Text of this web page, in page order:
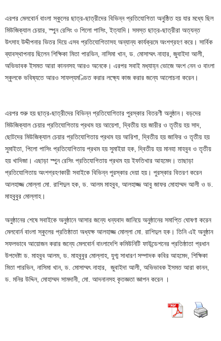
এরপর মেলবোর্ন বাংলা স্কুলের ছাত্র-ছাত্রীদের বিভিন্ন প্রতিযোগিতা অনুষ্ঠিত হয় যার মধ্যে ছিল
মিউজিক্যাল চেয়ার, স্পুন রেসিং ও পিলো পাসিং, ইত্যাদি। সমস্ত ছাত্র-ছাত্রীরা অত্যন্ত
উৎসাহ উদ্দীপনার ভিতর দিয়ে এসব প্রতিযোগিতাসহ অন্যান্য কার্যক্রমে অংশগ্রহণ করে। সার্বিক
ব্যাবস্থাপনায় ছিলেন শিক্ষিকা মিতা পারভিন, নাসিমা খান, ড. মোসাম্মৎ নাহার, জুবাইদা আলী,
অভিভাবক ইসমত আরা কাননসহ আরও অনেকে। এরপর সবাই মধ্যাহ্ন ভোজে অংশ নেন ও বাংলা
স্কুলকে ভবিষ্যতে আরও সাফল্যমণ্ডিত করার লক্ষ্যে কাজ করার জন্যে আলোচনা করেন।
এরপর শুরু হয় ছাত্র-ছাত্রীদের বিভিন্ন প্রতিযোগিতার পুরস্কার বিতরণী অনুষ্ঠান। বড়দের
মিউজিক্যাল চেয়ার প্রতিযোগিতায় প্রথম হয় আয়েশা, দ্বিতীয় হয় জারীর ও তৃতীয় হয় সাদ,
ছোটদের মিউজিক্যাল চেয়ার প্রতিযোগিতায় প্রথম হয় আরিশা, দ্বিতীয় হয় জাফির ও তৃতীয় হয়
সুমাইতা, পিলো পাসিং প্রতিযোগিতায় প্রথম হয় সুমাইয়া হক, দ্বিতীয় হয় মানহা মাহবুব ও তৃতীয়
হয় খাদিজা। এছাড়া স্পুন রেসিং প্রতিযোগিতায় প্রথম হয় ইফতিখার আহমেদ। তাছাড়া
প্রতিযোগিতায় অংশগ্রহণকারী সবাইকে বিভিন্ন পুরস্কার দেয়া হয়। পুরস্কার বিতরণ করেন
আলহাজ্জ মোল্লা মো. রাশিদুল হক, ড. আলম মাহবুব, আলহাজ্জ আবু জাফর মোহাম্মদ আলী ও ড.
মাহবুবুর মোল্লাহ।
অনুষ্ঠানের শেষে সবাইকে অনুষ্ঠানে আসার জন্যে ধন্যবাদ জানিয়ে অনুষ্ঠানের সমাপ্তি ঘোষণা করেন
মেলবোর্ন বাংলা স্কুলের প্রতিষ্ঠাতা অধ্যক্ষ আলহাজ্জ মোল্লা মো. রাশিদুল হক। তিনি এই অনুষ্ঠান
সফলভাবে আয়োজন করার জন্যে মেলবোর্ন বাংলাদেশি কমিউনিটি ফাউন্ডেশনের প্রতিষ্ঠাতা প্রধান
উপদেষ্টা ড. মাহবুব আলম, ড. মাহবুবুর মোল্লাহ, যুগ্ম সাধারণ সম্পাদক কবির আহমেদ, শিক্ষিকা
মিতা পারভিন, নাসিমা খান, ড. মোসাম্মৎ নাহার, জুবাইদা আলী, অভিভাবক ইসমত আরা কানন,
ড. মনির উদ্দিন, মোহাম্মদ সামদানী, মো. আদনানসহ কৃতজ্ঞতা জ্ঞাপন করেন ।